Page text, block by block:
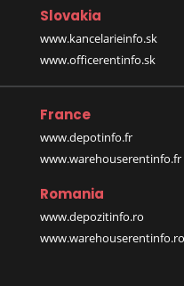
Slovakia
www.kancelarieinfo.sk
www.officerentinfo.sk
France
www.depotinfo.fr
www.warehouserentinfo.fr
Romania
www.depozitinfo.ro
www.warehouserentinfo.ro